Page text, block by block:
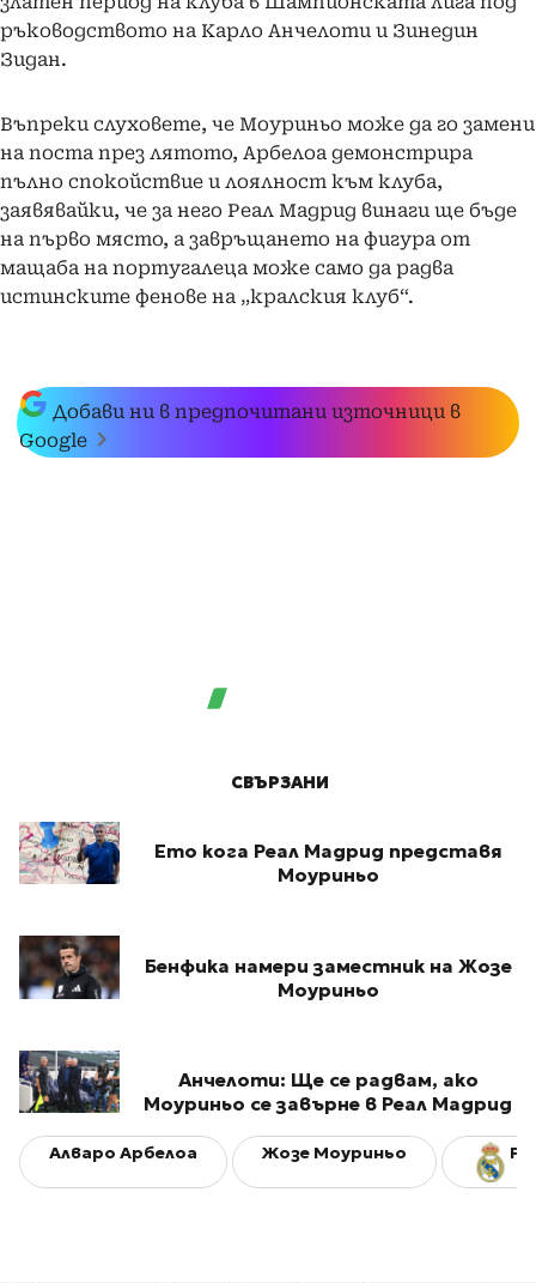
ръководството на Карло Анчелоти и Зинедин
Зидан.
Въпреки слуховете, че Моуриньо може да го замени
на поста през лятото, Арбелоа демонстрира
пълно спокойствие и лоялност към клуба,
заявявайки, че за него Реал Мадрид винаги ще бъде
на първо място, а завръщането на фигура от
мащаба на португалеца може само да радва
истинските фенове на „кралския клуб“.
Добави ни в предпочитани източници в
Google
СВЪРЗАНИ
Ето кога Реал Мадрид представя
Моуриньо
Бенфика намери заместник на Жозе
Моуриньо
Анчелоти: Ще се радвам, ако
Моуриньо се завърне в Реал Мадрид
Алваро Арбелоа Жозе Моуриньо